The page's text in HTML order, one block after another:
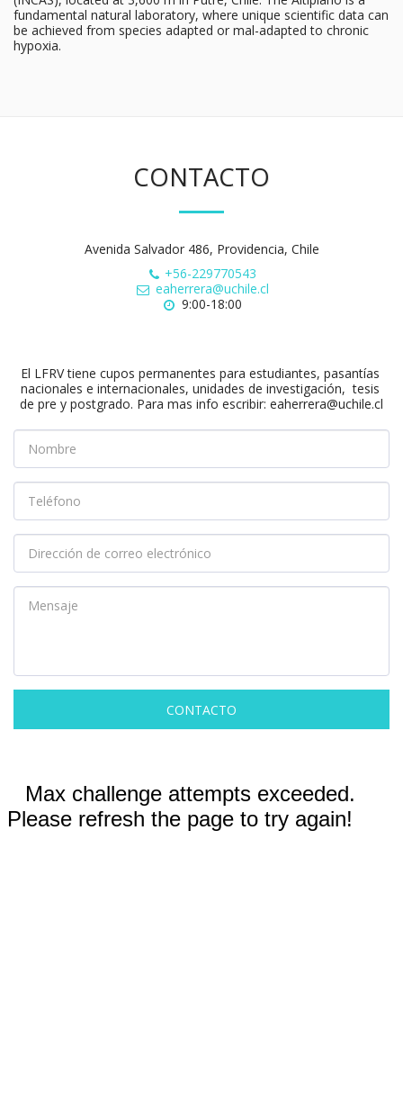
fundamental natural laboratory, where unique scientific data can
be achieved from species adapted or mal-adapted to chronic
hypoxia.
CONTACTO
Avenida Salvador 486, Providencia, Chile
+56-229770543
eaherrera@uchile.cl
9:00-18:00
El LFRV tiene cupos permanentes para estudiantes, pasantías
nacionales e internacionales, unidades de investigación,  tesis
de pre y postgrado. Para mas info escribir: eaherrera@uchile.cl
CONTACTO